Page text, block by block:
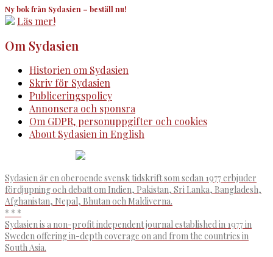
Ny bok från Sydasien – beställ nu!
Läs mer!
Om Sydasien
Historien om Sydasien
Skriv för Sydasien
Publiceringspolicy
Annonsera och sponsra
Om GDPR, personuppgifter och cookies
About Sydasien in English
Sydasien är en oberoende svensk tidskrift som sedan 1977 erbjuder
fördjupning och debatt om Indien, Pakistan, Sri Lanka, Bangladesh,
Afghanistan, Nepal, Bhutan och Maldiverna.
* * *
Sydasien is a non-profit independent journal established in 1977 in
Sweden offering in-depth coverage on and from the countries in
South Asia.